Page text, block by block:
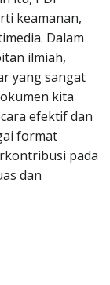
keamanan,
Dalam
ilmiah,
yang sangat
kita
efektif dan
format
pada
dan